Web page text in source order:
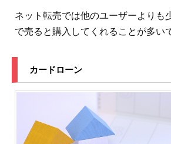
ネット転売では他のユーザーよりも
で売ると購入してくれることが多い
カードローン